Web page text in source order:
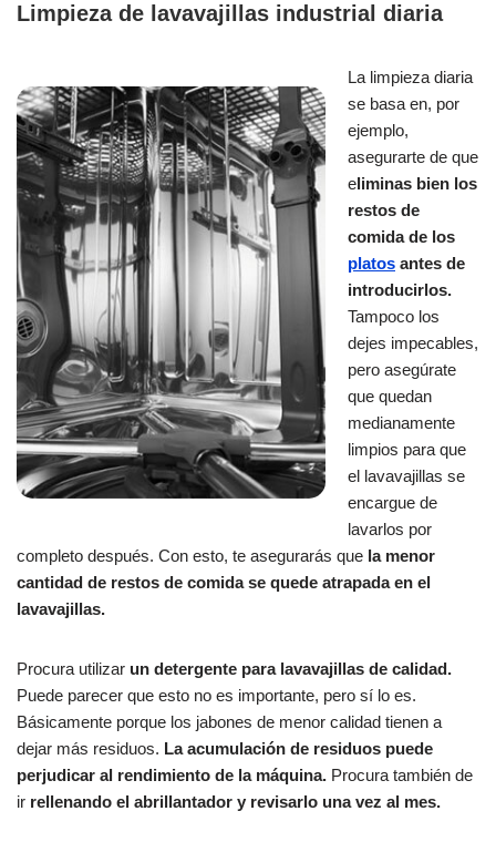
Limpieza de lavavajillas industrial diaria
La limpieza diaria
se basa en, por
ejemplo,
asegurarte de que
eliminas bien los
restos de
comida de los
platos antes de
introducirlos.
Tampoco los
dejes impecables,
pero asegúrate
que quedan
medianamente
limpios para que
el lavavajillas se
encargue de
lavarlos por
completo después. Con esto, te asegurarás que la menor
cantidad de restos de comida se quede atrapada en el
lavavajillas.
Procura utilizar un detergente para lavavajillas de calidad.
Puede parecer que esto no es importante, pero sí lo es.
Básicamente porque los jabones de menor calidad tienen a
dejar más residuos. La acumulación de residuos puede
perjudicar al rendimiento de la máquina. Procura también de
ir rellenando el abrillantador y revisarlo una vez al mes.